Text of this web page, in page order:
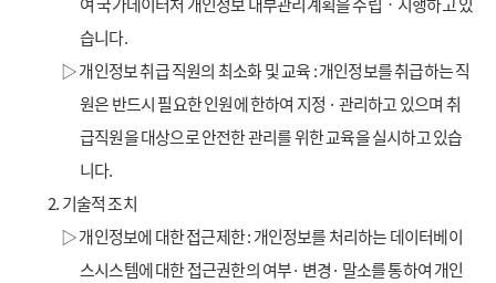
습니다.
▷ 개인정보 취급 직원의 최소화 및 교육 : 개인정보를 취급하는 직
원은 반드시 필요한 인원에 한하여 지정 · 관리하고 있으며 취
급직원을 대상으로 안전한 관리를 위한 교육을 실시하고 있습
니다.
2. 기술적 조치
▷ 개인정보에 대한 접근제한 : 개인정보를 처리하는 데이터베이
스시스템에 대한 접근권한의 여부· 변경· 말소를 통하여 개인